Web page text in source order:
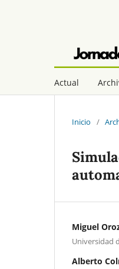
Actual
Inicio /
Miguel
Universidad
Alberto